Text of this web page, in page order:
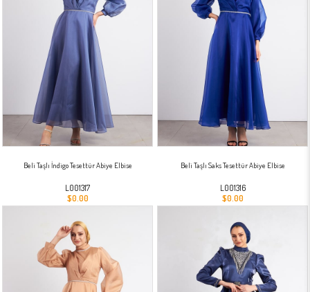
Beli Taşlı İndigo Tesettür Abiye Elbise
L001317
$0.00
Beli Taşlı Saks Tesettür Abiye Elbise
L001316
$0.00